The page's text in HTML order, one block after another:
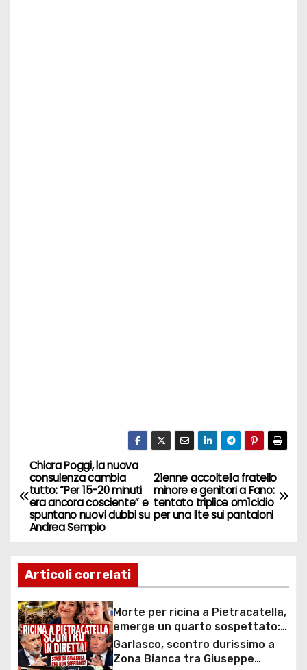
N
a
v
i
g
a
z
21enne accoltella fratello
minore e genitori a Fano:
tentato triplice om1cidio
per una lite sui pantaloni
Chiara Poggi, la nuova
consulenza cambia
tutto: “Per 15-20 minuti
era ancora cosciente” e
spuntano nuovi dubbi su
Andrea Sempio
Articoli correlati
Morte per ricina a Pietracatella,
emerge un quarto sospettato:
svolta nelle indagini sulla morte
di Antonella Di Iesi e Sara Di Vita
Garlasco, scontro durissimo a
Zona Bianca tra Giuseppe